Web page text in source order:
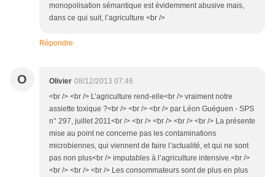
monopolisation sémantique est évidemment abusive mais,
dans ce qui suit, l’agriculture <br />
Répondre
O Olivier 08/12/2013 07:46
<br /> <br /> L’agriculture rend-elle<br /> vraiment notre
assiette toxique ?<br /> <br /> <br /> par Léon Guéguen - SPS
n° 297, juillet 2011<br /> <br /> <br /> <br /> <br /> La présente
mise au point ne concerne pas les contaminations
microbiennes, qui viennent de faire l’actualité, et qui ne sont
pas non plus<br /> imputables à l’agriculture intensive.<br />
<br /> <br /> <br /> Les consommateurs sont de plus en plus